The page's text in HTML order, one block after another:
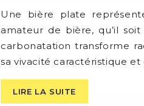
Une bière plate
amateur de bière, qu’il
carbonatation transforme
sa vivacité caractéristique et
LIRE LA SUITE